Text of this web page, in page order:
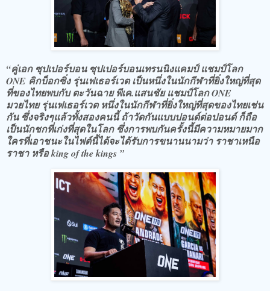
“คู่เอก ซุปเปอร์บอน ซุปเปอร์บอนเทรนนิงแคมป์ แชมป์โลก
ONE คิกบ็อกซิ่ง รุ่นเฟเธอร์เวต เป็นหนึ่งในนักกีฬาที่ยิ่งใหญ่ที่สุด
ที่ของไทยพบกับ ตะวันฉาย พีเค.แสนชัย แชมป์โลก ONE
มวยไทย รุ่นเฟเธอร์เวต หนึ่งในนักกีฬาที่ยิ่งใหญ่ที่สุดของไทยเช่น
กัน ซึ่งจริงๆแล้วทั้งสองคนนี้ ถ้าวัดกันแบบปอนด์ต่อปอนด์ ก็ถือ
เป็นนักชกที่เก่งที่สุดในโลก ซึ่งการพบกันครั้งนี้มีความหมายมาก
ใครที่เอาชนะในไฟต์นี้ได้จะได้รับการขนานนามว่า ราชาเหนือ
ราชา หรือ king of the kings ”